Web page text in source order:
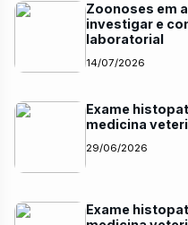
Zoonoses em
investigar e
laboratorial
14/07/2026
Exame
medicina
29/06/2026
Exame